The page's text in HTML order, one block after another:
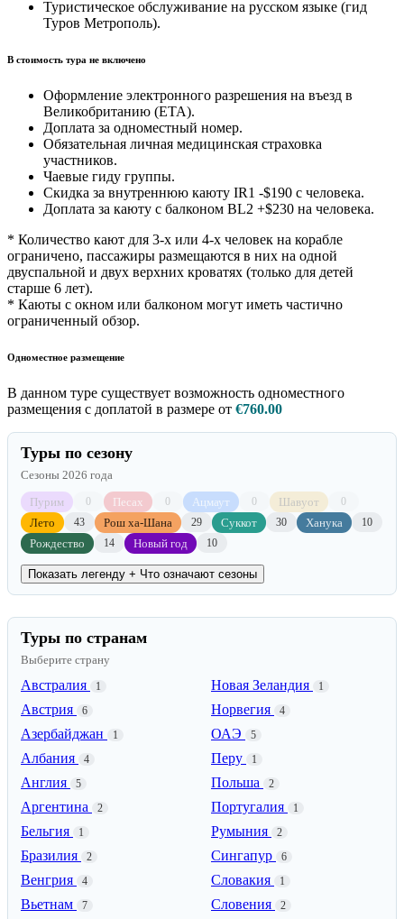
Туристическое обслуживание на русском языке (гид
Туров Метрополь).
В стоимость тура не включено
Оформление электронного разрешения на въезд в
Великобританию (ETA).
Доплата за одноместный номер.
Обязательная личная медицинская страховка
участников.
Чаевые гиду группы.
Скидка за внутреннюю каюту IR1 -$190 с человека.
Доплата за каюту с балконом BL2 +$230 на человека.
* Количество кают для 3-х или 4-х человек на корабле
ограничено, пассажиры размещаются в них на одной
двуспальной и двух верхних кроватях (только для детей
старше 6 лет).
* Каюты с окном или балконом могут иметь частично
ограниченный обзор.
Одноместное размещение
В данном туре существует возможность одноместного
размещения с доплатой в размере от €760.00
Туры по сезону
Сезоны 2026 года
Пурим
0 Песах 0 Ацмаут 0 Шавуот 0
Лето 43 Рош ха-Шана 29 Суккот 30 Ханука 10
Рождество 14 Новый год 10
Показать легенду + Что означают сезоны
Туры по странам
Выберите страну
Австралия 1
Австрия 6
Азербайджан 1
Албания 4
Англия 5
Аргентина 2
Бельгия 1
Бразилия 2
Венгрия 4
Вьетнам 7
Новая Зеландия 1
Норвегия 4
ОАЭ 5
Перу 1
Польша 2
Португалия 1
Румыния 2
Сингапур 6
Словакия 1
Словения 2